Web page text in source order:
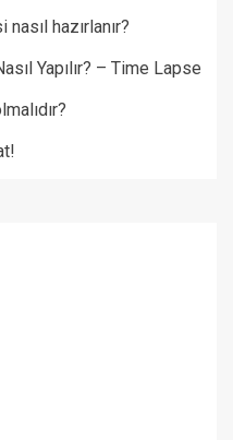
hazırlanır?
Yapılır? – Time Lapse